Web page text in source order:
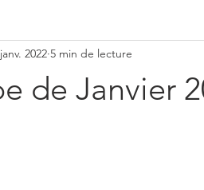
de la semaine Astrologie
de Janvier
2022 5 min de lecture